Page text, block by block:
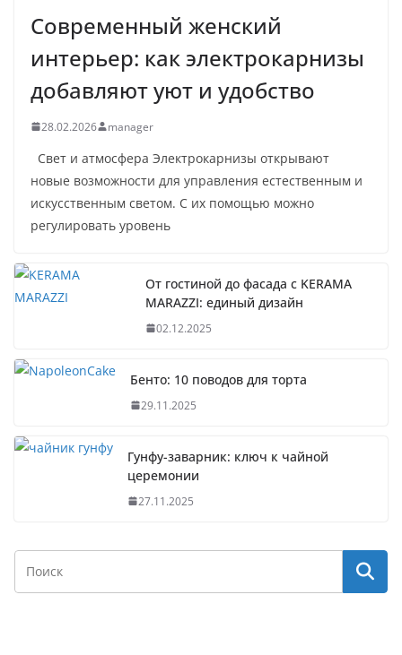
Современный женский
интерьер: как электрокарнизы
добавляют уют и удобство
28.02.2026 manager
Свет и атмосфера Электрокарнизы открывают
новые возможности для управления естественным и
искусственным светом. С их помощью можно
регулировать уровень
От гостиной до фасада с KERAMA
MARAZZI: единый дизайн
02.12.2025
Бенто: 10 поводов для торта
29.11.2025
Гунфу-заварник: ключ к чайной
церемонии
27.11.2025